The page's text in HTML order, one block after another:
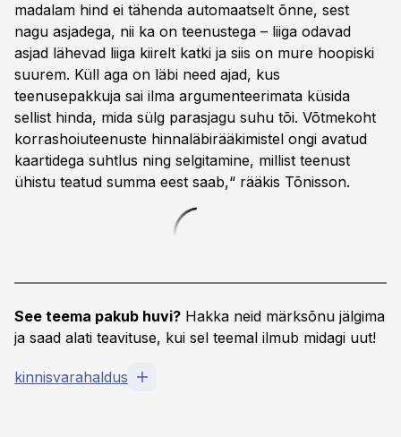
madalam hind ei tähenda automaatselt õnne, sest
nagu asjadega, nii ka on teenustega – liiga odavad
asjad lähevad liiga kiirelt katki ja siis on mure hoopiski
suurem. Küll aga on läbi need ajad, kus
teenusepakkuja sai ilma argumenteerimata küsida
sellist hinda, mida sülg parasjagu suhu tõi. Võtmekoht
korrashoiuteenuste hinnaläbirääkimistel ongi avatud
kaartidega suhtlus ning selgitamine, millist teenust
ühistu teatud summa eest saab,“ rääkis Tõnisson.
See teema pakub huvi? Hakka neid märksõnu jälgima
ja saad alati teavituse, kui sel teemal ilmub midagi uut!
kinnisvarahaldus